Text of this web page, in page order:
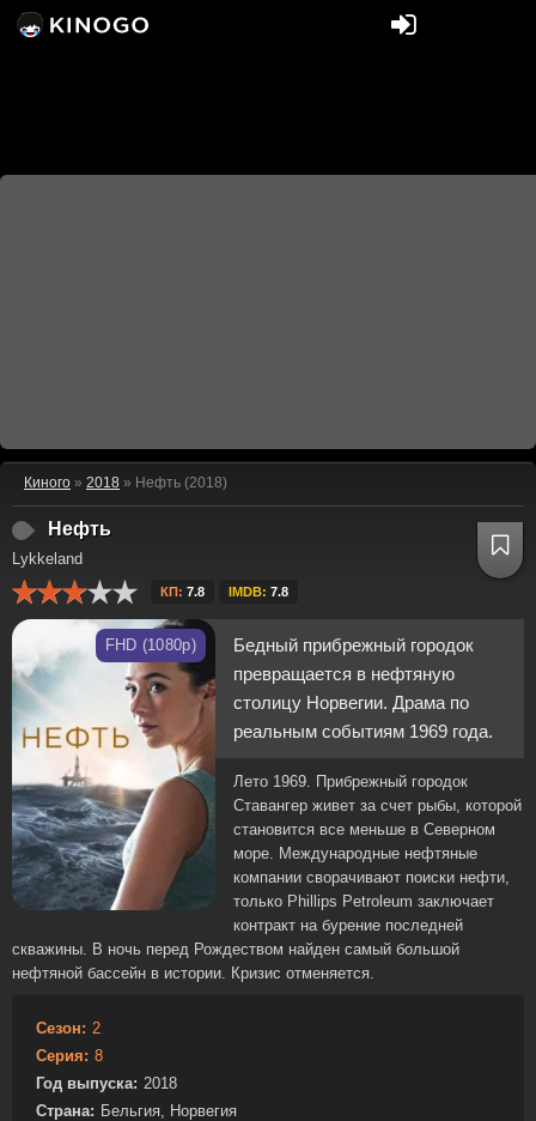
Киного » 2018 » Нефть (2018)
Нефть
Lykkeland
КП: 7.8 IMDB: 7.8
FHD (1080p)
Бедный прибрежный городок
превращается в нефтяную
столицу Норвегии. Драма по
реальным событиям 1969 года.
Лето 1969. Прибрежный городок
Ставангер живет за счет рыбы, которой
становится все меньше в Северном
море. Международные нефтяные
компании сворачивают поиски нефти,
только Phillips Petroleum заключает
контракт на бурение последней
скважины. В ночь перед Рождеством найден самый большой
нефтяной бассейн в истории. Кризис отменяется.
Сезон: 2
Серия: 8
Год выпуска: 2018
Страна: Бельгия, Норвегия